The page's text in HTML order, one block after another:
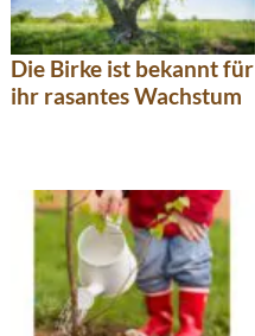
Die Birke ist bekannt für
ihr rasantes Wachstum